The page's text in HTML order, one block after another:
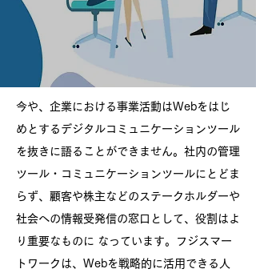
今や、企業における事業活動はWebをはじ
めとするデジタルコミュニケーションツール
を抜きに語ることができません。 社内の管理
ツール・コミュニケーションツールにとどま
らず、顧客や株主などのステークホルダーや
社会への情報受発信の窓口として、 役割はよ
り重要なものに なっています。フジスマー
トワークは、Webを戦略的に活用できる人